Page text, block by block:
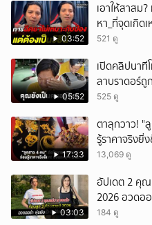
03:52
เอาให้สาสม
หา_ที่จุดเกิด
521 ดู
05:52
เปิดคลิปนาที
ลาบราดอร์ถู
525 ดู
17:33
ตาลุกวาว! "
รู้ราคาจริงยิ่
13,069 ดู
03:03
อัปเดต 2 คุ
2026 อวดอ
184 ดู